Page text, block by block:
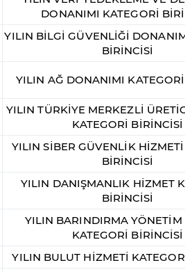
DONANIMI KATEGORİ
YILIN BİLGİ GÜVENLİĞİ
BİRİNCİSİ
YILIN AĞ DONANIMI
YILIN TÜRKİYE MERKEZLİ
KATEGORİ BİRİNCİSİ
YILIN SİBER GÜVENLİK
BİRİNCİSİ
YILIN DANIŞMANLIK HİZMET
BİRİNCİSİ
YILIN BARINDIRMA
KATEGORİ BİRİNCİSİ
YILIN BULUT HİZMETİ